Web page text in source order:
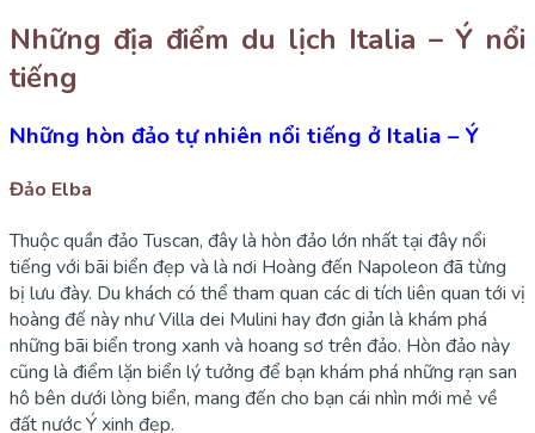
Những địa điểm du lịch Italia – Ý nổi
tiếng
Những hòn đảo tự nhiên nổi tiếng ở Italia – Ý
Đảo Elba
Thuộc quần đảo Tuscan, đây là hòn đảo lớn nhất tại đây nổi
tiếng với bãi biển đẹp và là nơi Hoàng đến Napoleon đã từng
bị lưu đày. Du khách có thể tham quan các di tích liên quan tới vị
hoàng đế này như Villa dei Mulini hay đơn giản là khám phá
những bãi biển trong xanh và hoang sơ trên đảo. Hòn đảo này
cũng là điểm lặn biển lý tưởng để bạn khám phá những rạn san
hô bên dưới lòng biển, mang đến cho bạn cái nhìn mới mẻ về
đất nước Ý xinh đẹp.